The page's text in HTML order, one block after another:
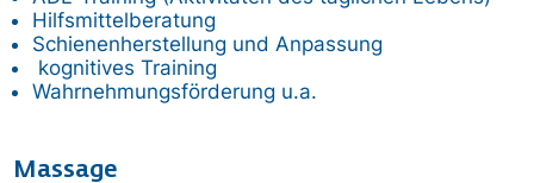
Hilfsmittelberatung
Schienenherstellung und Anpassung
kognitives Training
Wahrnehmungsförderung u.a.
Massage